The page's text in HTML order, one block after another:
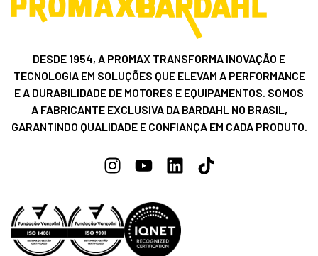
DESDE 1954, A PROMAX TRANSFORMA INOVAÇÃO E
TECNOLOGIA EM SOLUÇÕES QUE ELEVAM A PERFORMANCE
E A DURABILIDADE DE MOTORES E EQUIPAMENTOS. SOMOS
A FABRICANTE EXCLUSIVA DA BARDAHL NO BRASIL,
GARANTINDO QUALIDADE E CONFIANÇA EM CADA PRODUTO.